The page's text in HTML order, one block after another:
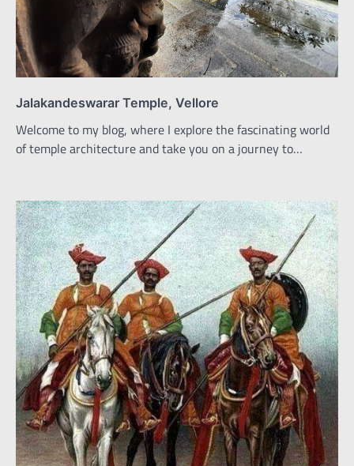
Jalakandeswarar Temple, Vellore
Welcome to my blog, where I explore the fascinating world
of temple architecture and take you on a journey to…